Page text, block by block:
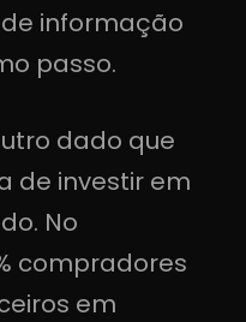
informação
passo.
dado que
de investir em
No
compradores
em